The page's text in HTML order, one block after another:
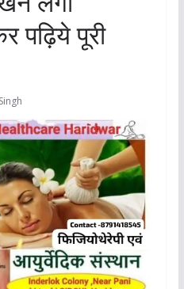
पढ़िये पूरी